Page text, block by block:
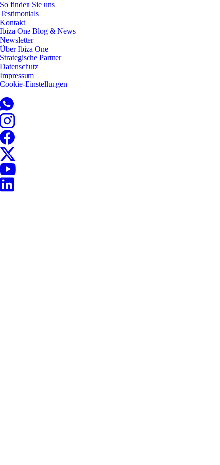
So finden Sie uns
Testimonials
Kontakt
Ibiza One Blog & News
Newsletter
Über Ibiza One
Strategische Partner
Datenschutz
Impressum
Cookie-Einstellungen